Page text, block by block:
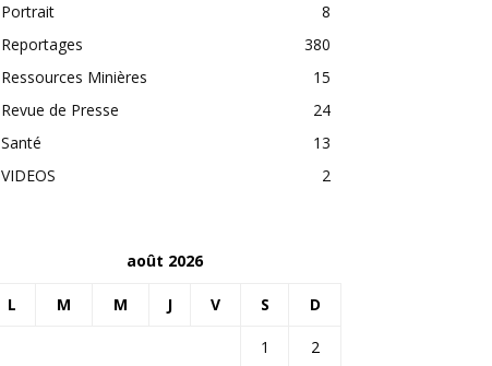
Portrait
8
Reportages
380
Ressources Minières
15
Revue de Presse
24
Santé
13
VIDEOS
2
août 2026
L M M J V S D
1
2